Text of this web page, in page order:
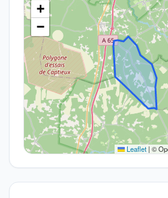
+
−
Leaflet | ©